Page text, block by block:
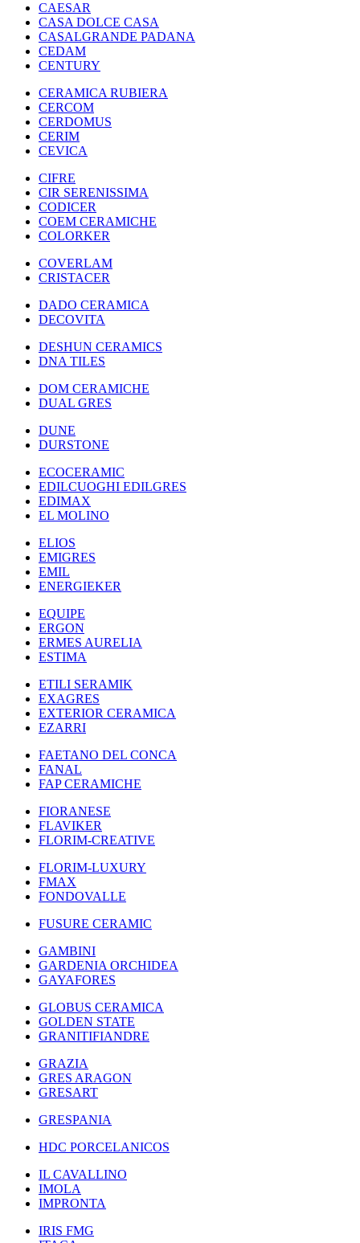
CAESAR
CASA DOLCE CASA
CASALGRANDE PADANA
CEDAM
CENTURY
CERAMICA RUBIERA
CERCOM
CERDOMUS
CERIM
CEVICA
CIFRE
CIR SERENISSIMA
CODICER
COEM CERAMICHE
COLORKER
COVERLAM
CRISTACER
DADO CERAMICA
DECOVITA
DESHUN CERAMICS
DNA TILES
DOM CERAMICHE
DUAL GRES
DUNE
DURSTONE
ECOCERAMIC
EDILCUOGHI EDILGRES
EDIMAX
EL MOLINO
ELIOS
EMIGRES
EMIL
ENERGIEKER
EQUIPE
ERGON
ERMES AURELIA
ESTIMA
ETILI SERAMIK
EXAGRES
EXTERIOR CERAMICA
EZARRI
FAETANO DEL CONCA
FANAL
FAP CERAMICHE
FIORANESE
FLAVIKER
FLORIM-CREATIVE
FLORIM-LUXURY
FMAX
FONDOVALLE
FUSURE CERAMIC
GAMBINI
GARDENIA ORCHIDEA
GAYAFORES
GLOBUS CERAMICA
GOLDEN STATE
GRANITIFIANDRE
GRAZIA
GRES ARAGON
GRESART
GRESPANIA
HDC PORCELANICOS
IL CAVALLINO
IMOLA
IMPRONTA
IRIS FMG